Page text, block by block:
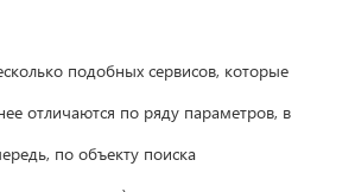
подобных сервисов, которые
отличаются по ряду параметров, в
по объекту поиска